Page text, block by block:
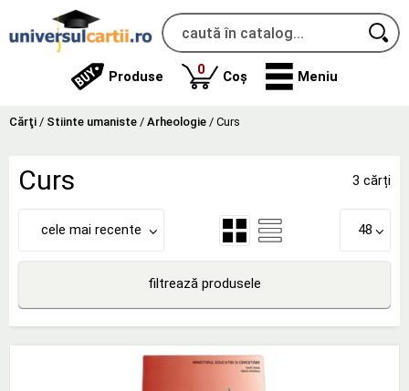
Produse 0produse
Coș Meniu
Cărţi / Stiinte umaniste / Arheologie / Curs
Curs 3 cărți
cele mai recente 48
filtrează produsele